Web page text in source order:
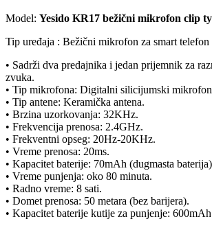
Model: Yesido KR17 bežični mikrofon clip
Tip uređaja : Bežični mikrofon za smart telefon
• Sadrži dva predajnika i jedan prijemnik za
zvuka.
• Tip mikrofona: Digitalni silicijumski
• Tip antene: Keramička antena.
• Brzina uzorkovanja: 32KHz.
• Frekvencija prenosa: 2.4GHz.
• Frekventni opseg: 20Hz-20KHz.
• Vreme prenosa: 20ms.
• Kapacitet baterije: 70mAh (dugmasta
• Vreme punjenja: oko 80 minuta.
• Radno vreme: 8 sati.
• Domet prenosa: 50 metara (bez barijera).
• Kapacitet baterije kutije za punjenje: